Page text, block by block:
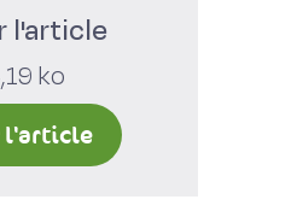
l'article
ko
l'article